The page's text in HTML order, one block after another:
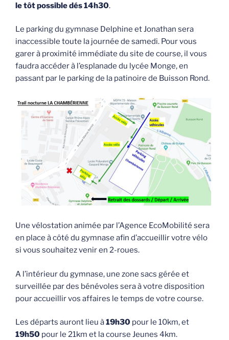
le tôt possible dés 14h30.
Le parking du gymnase Delphine et Jonathan sera
inaccessible toute la journée de samedi. Pour vous
garer à proximité immédiate du site de course, il vous
faudra accéder à l’esplanade du lycée Monge, en
passant par le parking de la patinoire de Buisson Rond.
Une vélostation animée par l’Agence EcoMobilité sera
en place à côté du gymnase afin d’accueillir votre vélo
si vous souhaitez venir en 2-roues.
A l’intérieur du gymnase, une zone sacs gérée et
surveillée par des bénévoles sera à votre disposition
pour accueillir vos affaires le temps de votre course.
Les départs auront lieu à19h30 pour le 10km, et
19h50 pour le 21km et la course Jeunes 4km.